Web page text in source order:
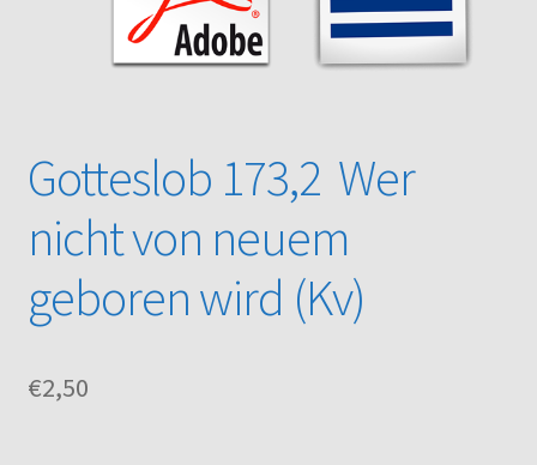
Gotteslob alt / neu
Über uns
Versand und Zahlungsbedingungen
Gotteslob 173,2 Wer
nicht von neuem
geboren wird (Kv)
€2,50